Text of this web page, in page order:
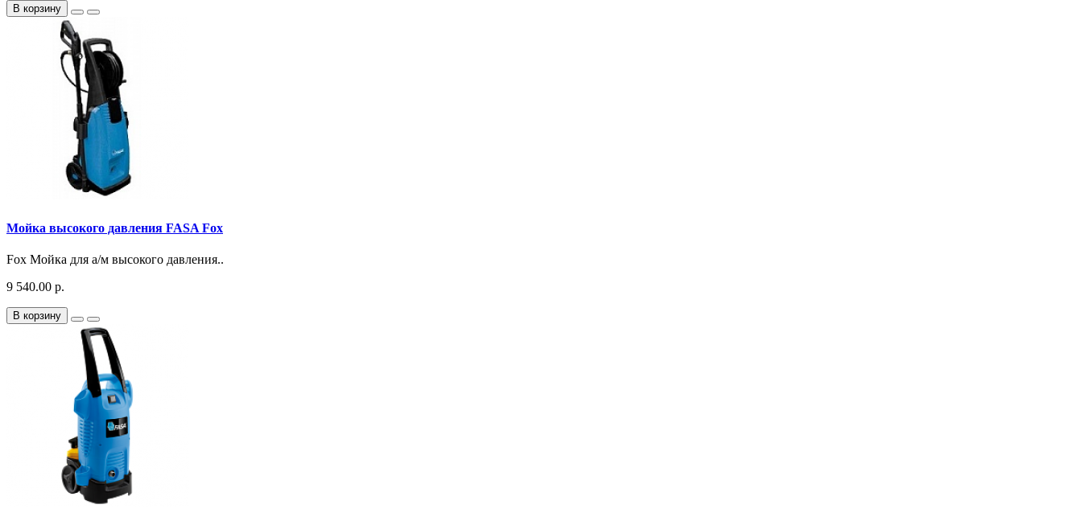
В корзину
Мойка высокого давления FASA Fox
Fox Мойка для а/м высокого давления..
9 540.00 р.
В корзину